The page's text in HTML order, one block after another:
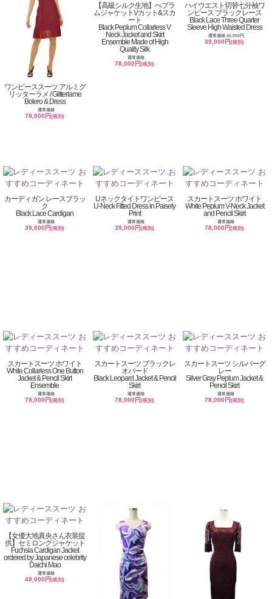
ワンピーススーツ アルミグ
リッターラメ / Glitterlame
Bolero & Dress
通常価格
78,000円(税別)
【高級シルク生地】ぺプラ
ムジャケットVカット&スカ
ート
Black Peplum Collarless V
Neck Jacket and Skirt
Ensemble Made of High
Quality Silk
通常価格
78,000円(税別)
ハイウエスト切替七分袖ワ
ンピース ブラックレース
Black Lace Three Quarter
Sleeve High Waisted Dress
通常価格 45,000円
39,000円(税別)
カーディガン レースブラッ
ク
Black Lace Cardigan
通常価格
39,000円(税別)
Uネックタイトワンピース
U-Neck Fitted Dress in Paisely
Print
通常価格
39,000円(税別)
スカートスーツ ホワイト
White Peplum V-Neck Jacket
and Pencil Skirt
通常価格
78,000円(税別)
スカートスーツ ホワイト
White Collarless One Button
Jacket & Pencil Skirt
Ensemble
通常価格
78,000円(税別)
スカートスーツ ブラックレ
オパード
Black Leopard Jacket & Pencil
Skirt
通常価格
78,000円(税別)
スカートスーツ シルバーグ
レー
Silver Gray Peplum Jacket &
Pencil Skirt
通常価格
78,000円(税別)
【女優大地真央さん衣装提
供】セミロングジャケット
Fuchsia Cardigan Jacket
ordered by Japanese celebrity
Daichi Mao
通常価格
49,000円(税別)